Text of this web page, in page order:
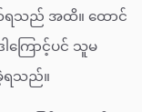
ရသည် အထိ။ ထောင်
ြောင့်ပင် သူမ
ရသည်။